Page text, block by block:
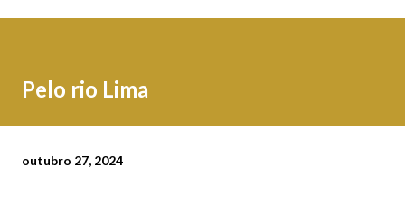
Pelo rio Lima
outubro 27, 2024